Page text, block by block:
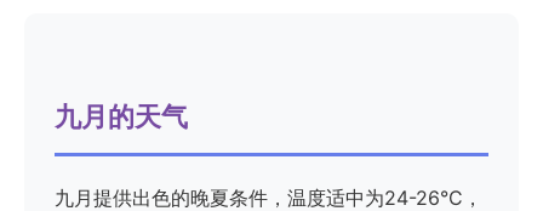
九月的天气
九月提供出色的晚夏条件，温度适中为24-26°C，